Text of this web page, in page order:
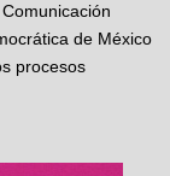
de México
procesos